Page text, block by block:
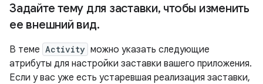
Задайте тему для заставки, чтобы изменить
ее внешний вид.
В теме Activity можно указать следующие
атрибуты для настройки заставки вашего приложения.
Если у вас уже есть устаревшая реализация заставки,